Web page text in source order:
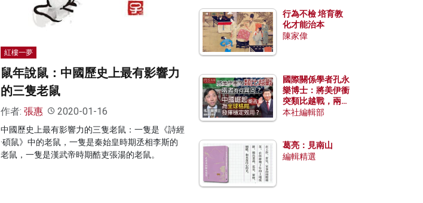
紅樓一夢
鼠年說鼠：中國歷史上最有影響力
的三隻老鼠
作者: 張惠 2020-01-16
中國歷史上最有影響力的三隻老鼠：一隻是《詩經
·碩鼠》中的老鼠，一隻是秦始皇時期丞相李斯的
老鼠，一隻是漢武帝時期酷吏張湯的老鼠。
行為不檢 培育教
化才能治本
陳家偉
國際關係學者孔永
樂博士：將美伊衝
突類比越戰，兩者
有何異同？中國崛
本社編輯部
葛亮：見南山
編輯精選